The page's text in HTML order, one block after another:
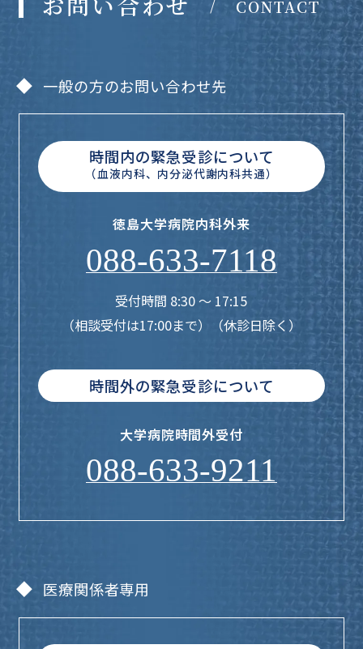
/ CONTACT
一般の方のお問い合わせ先
時間内の緊急受診について
（血液内科、内分泌代謝内科共通）
徳島大学病院内科外来
088-633-7118
受付時間 8:30 〜 17:15
（相談受付は17:00まで）（休診日除く）
時間外の緊急受診について
大学病院時間外受付
088-633-9211
医療関係者専用